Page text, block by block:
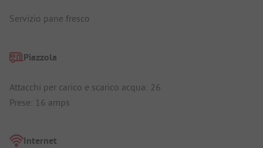
Servizio pane fresco
Piazzola
Attacchi per carico e scarico acqua: 26
Prese: 16 amps
Internet